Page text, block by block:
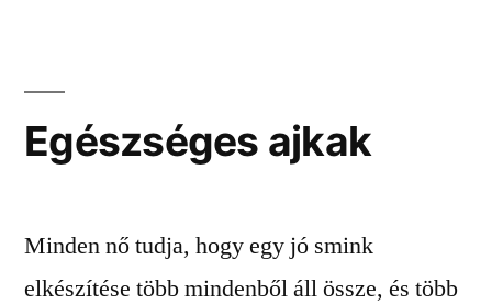
Egészséges ajkak
Minden nő tudja, hogy egy jó smink
elkészítése több mindenből áll össze, és több